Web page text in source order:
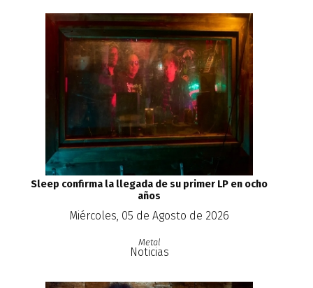
Sleep confirma la llegada de su primer LP en ocho
años
Miércoles, 05 de Agosto de 2026
Metal
Noticias